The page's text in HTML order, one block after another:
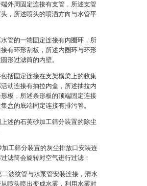
外周固定连接有支管，所述支管
，所述喷头的喷洒方向与水管平
管的一端固定连接有内圈环，所
有环形刮板，所述内圈环与环形
形过滤筒的内壁。
括固定连接在支架横梁上的收集
动连接有抽拉内盒，所述抽拉内
板，所述条形板的顶端固定连接
盒的底端固定连接有排污管。
述的石英砂加工筛分装置的除尘
工筛分装置的灰尘排放口安装连
滤筒会旋转对空气进行过滤；
波纹管与水泵管安装连接，清水
喷头喷出变成水雾，利用水雾对